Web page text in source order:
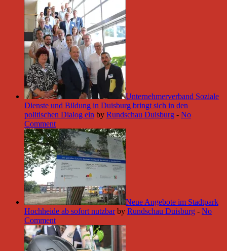
Unternehmerverband Soziale
Dienste und Bildung in Duisburg bringt sich in den
politischen Dialog ein by Rundschau Duisburg - No
Comment
Neue Angebote im Stadtpark
Hochheide ab sofort nutzbar by Rundschau Duisburg - No
Comment